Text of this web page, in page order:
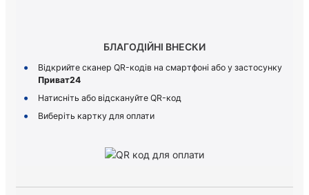
БЛАГОДІЙНІ ВНЕСКИ
Відкрийте сканер QR-кодів на смартфоні або у застосунку
Приват24
Натисніть або відскануйте QR-код
Виберіть картку для оплати